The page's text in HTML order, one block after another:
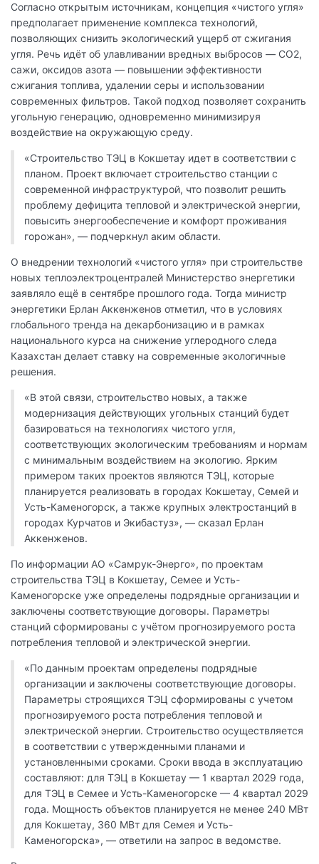
Согласно открытым источникам, концепция «чистого угля»
предполагает применение комплекса технологий,
позволяющих снизить экологический ущерб от сжигания
угля. Речь идёт об улавливании вредных выбросов — CO2,
сажи, оксидов азота — повышении эффективности
сжигания топлива, удалении серы и использовании
современных фильтров. Такой подход позволяет сохранить
угольную генерацию, одновременно минимизируя
воздействие на окружающую среду.
«Строительство ТЭЦ в Кокшетау идет в соответствии с
планом. Проект включает строительство станции с
современной инфраструктурой, что позволит решить
проблему дефицита тепловой и электрической энергии,
повысить энергообеспечение и комфорт проживания
горожан», — подчеркнул аким области.
О внедрении технологий «чистого угля» при строительстве
новых теплоэлектроцентралей Министерство энергетики
заявляло ещё в сентябре прошлого года. Тогда министр
энергетики Ерлан Аккенженов отметил, что в условиях
глобального тренда на декарбонизацию и в рамках
национального курса на снижение углеродного следа
Казахстан делает ставку на современные экологичные
решения.
«В этой связи, строительство новых, а также
модернизация действующих угольных станций будет
базироваться на технологиях чистого угля,
соответствующих экологическим требованиям и нормам
с минимальным воздействием на экологию. Ярким
примером таких проектов являются ТЭЦ, которые
планируется реализовать в городах Кокшетау, Семей и
Усть-Каменогорск, а также крупных электростанций в
городах Курчатов и Экибастуз», — сказал Ерлан
Аккенженов.
По информации АО «Самрук-Энерго», по проектам
строительства ТЭЦ в Кокшетау, Семее и Усть-
Каменогорске уже определены подрядные организации и
заключены соответствующие договоры. Параметры
станций сформированы с учётом прогнозируемого роста
потребления тепловой и электрической энергии.
«По данным проектам определены подрядные
организации и заключены соответствующие договоры.
Параметры строящихся ТЭЦ сформированы с учетом
прогнозируемого роста потребления тепловой и
электрической энергии. Строительство осуществляется
в соответствии с утвержденными планами и
установленными сроками. Сроки ввода в эксплуатацию
составляют: для ТЭЦ в Кокшетау — 1 квартал 2029 года,
для ТЭЦ в Семее и Усть-Каменогорске — 4 квартал 2029
года. Мощность объектов планируется не менее 240 МВт
для Кокшетау, 360 МВт для Семея и Усть-
Каменогорска», — ответили на запрос в ведомстве.